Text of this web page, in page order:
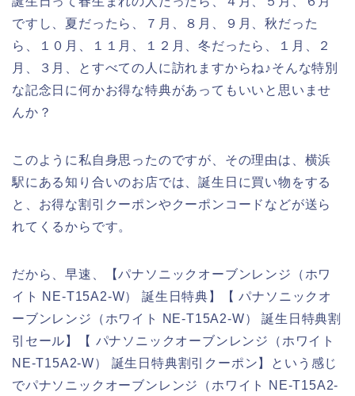
ですし、夏だったら、７月、８月、９月、秋だった
ら、１０月、１１月、１２月、冬だったら、１月、２
月、３月、とすべての人に訪れますからね♪そんな特別
な記念日に何かお得な特典があってもいいと思いませ
んか？
このように私自身思ったのですが、その理由は、横浜
駅にある知り合いのお店では、誕生日に買い物をする
と、お得な割引クーポンやクーポンコードなどが送ら
れてくるからです。
だから、早速、【パナソニックオーブンレンジ（ホワ
イト NE-T15A2-W） 誕生日特典】【 パナソニックオ
ーブンレンジ（ホワイト NE-T15A2-W） 誕生日特典割
引セール】【 パナソニックオーブンレンジ（ホワイト
NE-T15A2-W） 誕生日特典割引クーポン】という感じ
でパナソニックオーブンレンジ（ホワイト NE-T15A2-